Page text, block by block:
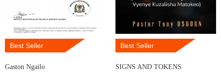
Best Seller
Gaston Ngailo
Best Seller
SIGNS AND TOKENS